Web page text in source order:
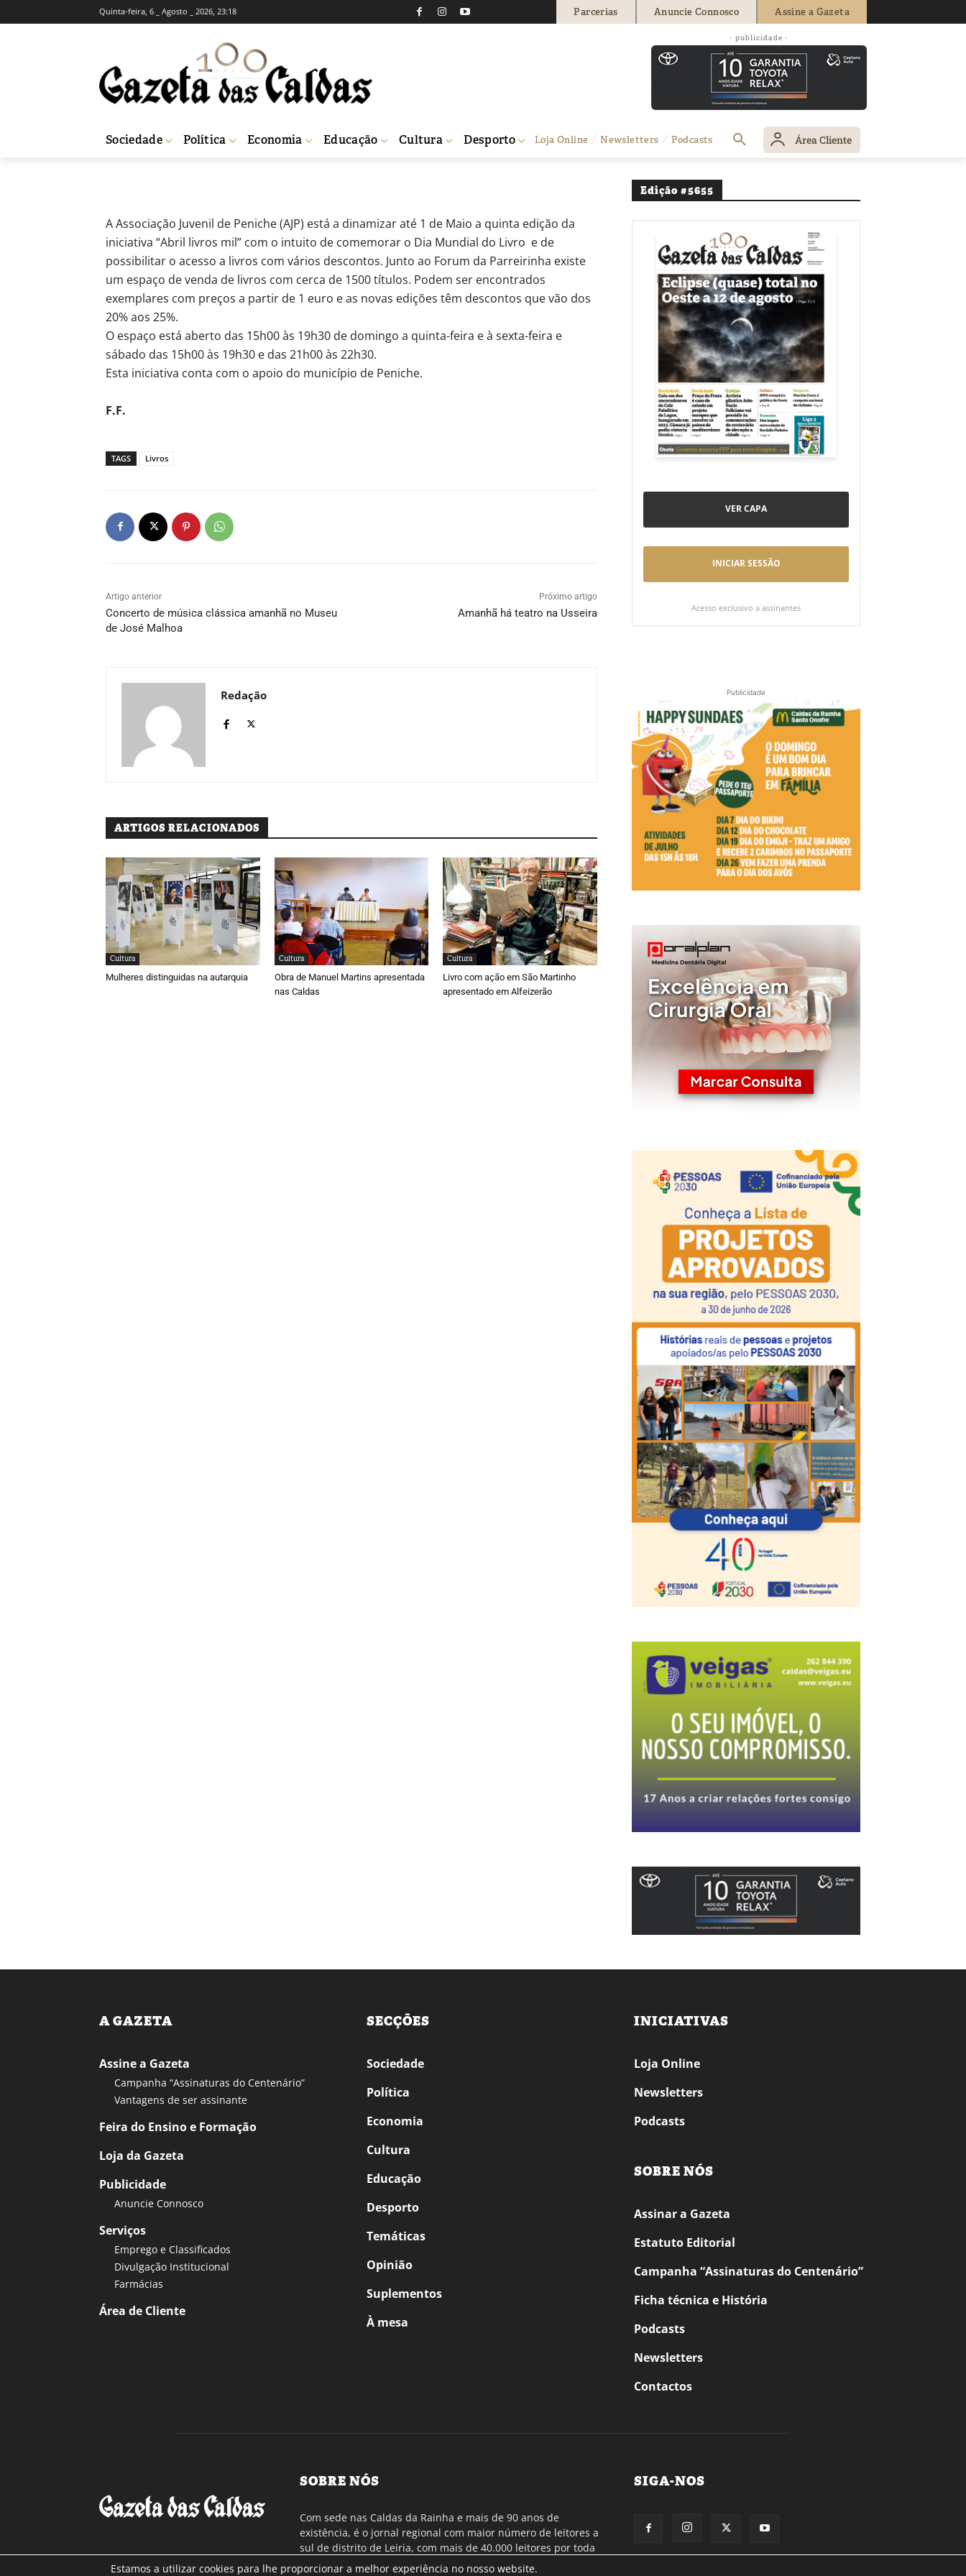
Quinta-feira, 6 _ Agosto _ 2026, 23:18 Parcerias Anuncie Connosco Assine a Gazeta
- publicidade -
Sociedade Política Economia Educação Cultura Desporto Loja Online Newsletters Podcasts Área Cliente
BREVES CULTURA
Mais de um milhar de livros com desconto em Peniche
Redação 27 de Abril, 2012 582
A Associação Juvenil de Peniche (AJP) está a dinamizar até 1 de Maio a quinta edição da
iniciativa “Abril livros mil” com o intuito de comemorar o Dia Mundial do Livro e de
possibilitar o acesso a livros com vários descontos. Junto ao Forum da Parreirinha existe
um espaço de venda de livros com cerca de 1500 títulos. Podem ser encontrados
exemplares com preços a partir de 1 euro e as novas edições têm descontos que vão dos
20% aos 25%.
O espaço está aberto das 15h00 às 19h30 de domingo a quinta-feira e à sexta-feira e
sábado das 15h00 às 19h30 e das 21h00 às 22h30.
Esta iniciativa conta com o apoio do município de Peniche.
F.F.
TAGS Livros
Artigo anterior
Concerto de música clássica amanhã no Museu
de José Malhoa
Próximo artigo
Amanhã há teatro na Usseira
Redação
ARTIGOS RELACIONADOS
Cultura
Mulheres distinguidas na autarquia
Cultura
Obra de Manuel Martins apresentada
nas Caldas
Cultura
Livro com ação em São Martinho
apresentado em Alfeizerão
Edição #5655
VER CAPA
INICIAR SESSÃO
Acesso exclusivo a assinantes
Publicidade
A GAZETA
Assine a Gazeta
Campanha “Assinaturas do Centenário”
Vantagens de ser assinante
Feira do Ensino e Formação
Loja da Gazeta
Publicidade
Anuncie Connosco
Serviços
Emprego e Classificados
Divulgação Institucional
Farmácias
Área de Cliente
SECÇÕES
Sociedade
Política
Economia
Cultura
Educação
Desporto
Temáticas
Opinião
Suplementos
À mesa
INICIATIVAS
Loja Online
Newsletters
Podcasts
SOBRE NÓS
Assinar a Gazeta
Estatuto Editorial
Campanha “Assinaturas do Centenário”
Ficha técnica e História
Podcasts
Newsletters
Contactos
SOBRE NÓS
Com sede nas Caldas da Rainha e mais de 90 anos de
existência, é o jornal regional com maior número de leitores a
sul de distrito de Leiria, com mais de 40.000 leitores por toda
a região Oeste. Jornal com distribuição em Portugal
SIGA-NOS
Estamos a utilizar cookies para lhe proporcionar a melhor experiência no nosso website.